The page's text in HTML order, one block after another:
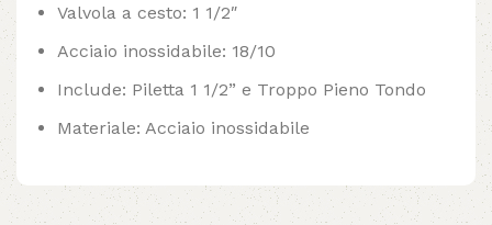
Valvola a cesto: 1 1/2″
Acciaio inossidabile: 18/10
Include: Piletta 1 1/2” e Troppo Pieno Tondo
Materiale: Acciaio inossidabile